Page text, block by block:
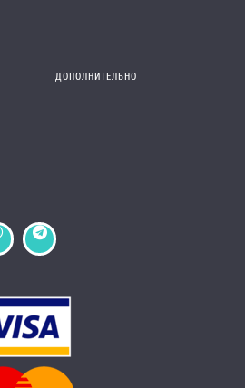
ДОПОЛНИТЕЛЬНО